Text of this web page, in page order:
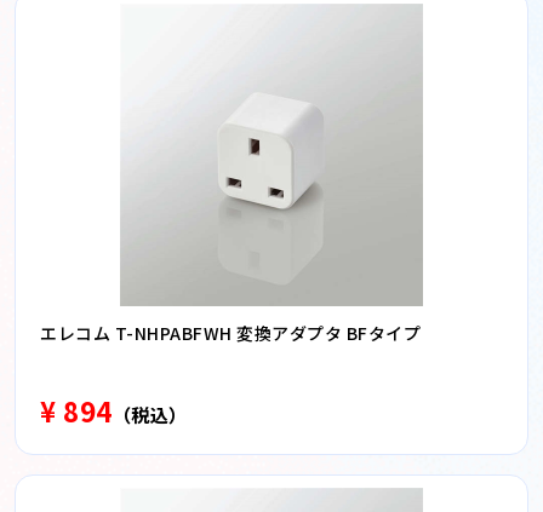
エレコム T-NHPABFWH 変換アダプタ BFタイプ
¥ 894 （税込）